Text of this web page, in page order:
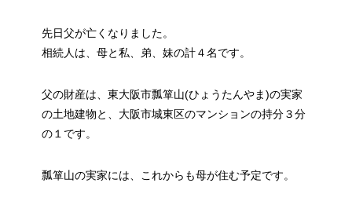
先日父が亡くなりました。
相続人は、母と私、弟、妹の計４名です。
父の財産は、東大阪市瓢箪山(ひょうたんやま)の実家
の土地建物と、大阪市城東区のマンションの持分３分
の１です。
瓢箪山の実家には、これからも母が住む予定です。